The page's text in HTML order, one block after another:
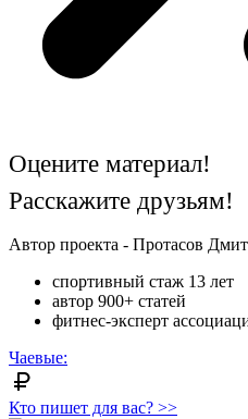
Оцените материал!
Расскажите друзьям!
Автор проекта - Протасов
спортивный стаж 13 лет
автор 900+ статей
фитнес-эксперт
Чаевые:
Кто пишет для вас? >>